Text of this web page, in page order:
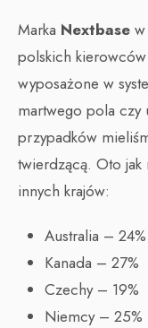
Marka Nextbase
polskich
wyposażone w
martwego pola czy
przypadków
twierdzącą. Oto jak
innych krajów:
Australia – 24%
Kanada – 27%
Czechy – 19%
Niemcy – 25%